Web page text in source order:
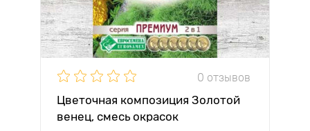
0 отзывов
Цветочная композиция Золотой
венец, смесь окрасок